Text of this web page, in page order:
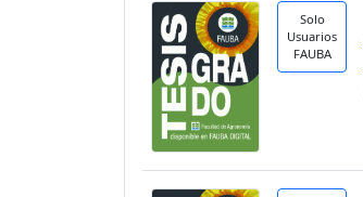
Solo
Usuarios
FAUBA